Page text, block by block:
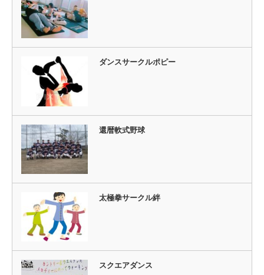
ダンスサークルポピー
還暦軟式野球
太極拳サークル絆
スクエアダンス